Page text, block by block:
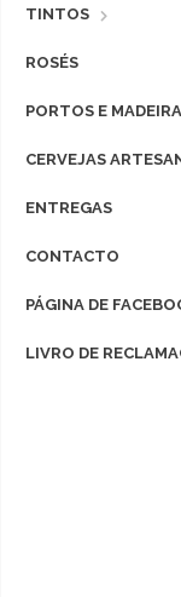
TINTOS
ROSÉS
PORTOS E
CERVEJAS
ENTREGAS
CONTACTO
PÁGINA DE
LIVRO DE